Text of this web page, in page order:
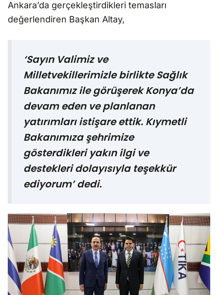
Ankara’da gerçekleştirdikleri temasları
değerlendiren Başkan Altay,
‘Sayın Valimiz ve
Milletvekillerimizle birlikte Sağlık
Bakanımız ile görüşerek Konya’da
devam eden ve planlanan
yatırımları istişare ettik. Kıymetli
Bakanımıza şehrimize
gösterdikleri yakın ilgi ve
destekleri dolayısıyla teşekkür
ediyorum’ dedi.